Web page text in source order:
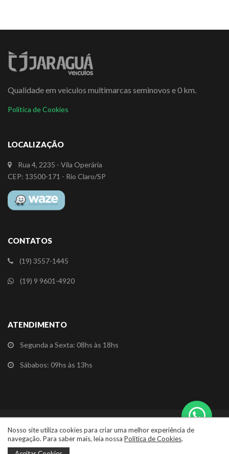
Qualidade em veiculos multimarcas seminovos e 0 km.
Política de Cookies
LOCALIZAÇÃO
Rua 4, 2235 - Vila Operária
CEP: 13500-171 - Rio Claro/SP
CONTATOS
(19) 3557-1445
(19) 9 9601-4920
ATENDIMENTO
Segunda a Sexta: 08hs às 18hs
Sábabos: 09hs às 13hs
Redes Sociais
©2026 Jaraguá Veículos. Todos os direitos reservados.
Nosso site utiliza cookies para criar uma melhor experiência de
navegação. Para saber mais, leia nossa Política de Cookies.